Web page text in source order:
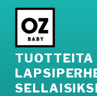
Siirry
sisältöön
TUOTTEITA